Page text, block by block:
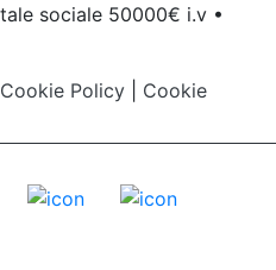
sociale 50000€ i.v •
Cookie Policy
Cookie